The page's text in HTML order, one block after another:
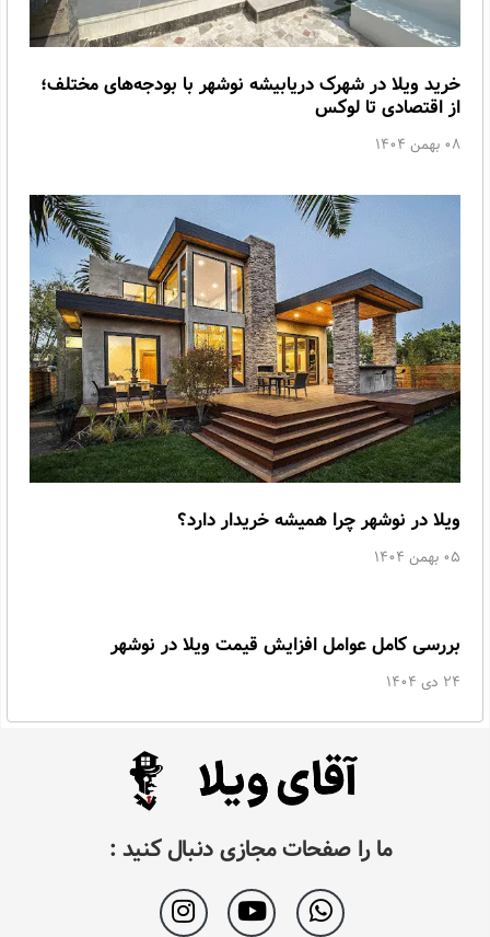
خرید ویلا در شهرک دریابیشه نوشهر با بودجه‌های مختلف؛
از اقتصادی تا لوکس
08 بهمن 1404
ویلا در نوشهر چرا همیشه خریدار دارد؟
05 بهمن 1404
بررسی کامل عوامل افزایش قیمت ویلا در نوشهر
24 دی 1404
ما را صفحات مجازی دنبال کنید :